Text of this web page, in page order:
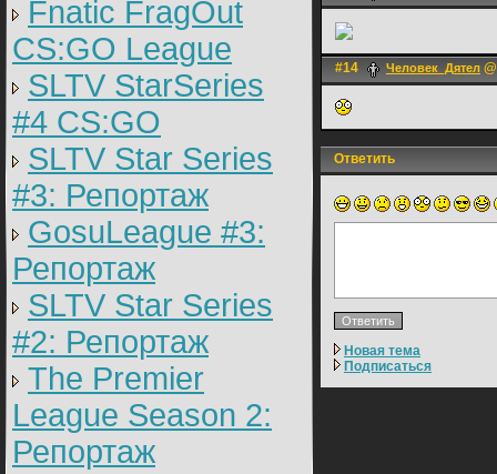
Fnatic FragOut
CS:GO League
SLTV StarSeries
#4 CS:GO
SLTV Star Series
#3: Репортаж
GosuLeague #3:
Репортаж
SLTV Star Series
#2: Репортаж
The Premier
League Season 2:
Репортаж
#14 Человек_Дятел
Ответить
Новая тема
Подписаться